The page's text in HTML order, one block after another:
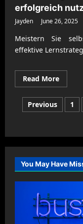
erfolgreich
Jayden June 26, 2025
Meistern Sie
effektive
Read MoreRead
more
Posts
Previous 1
You May Have